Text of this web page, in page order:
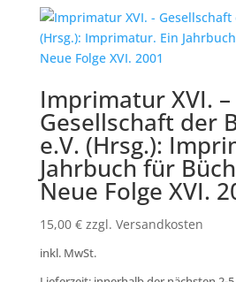
Imprimatur XVI. –
Gesellschaft der
e.V. (Hrsg.):
Jahrbuch für
Neue Folge XVI.
15,00 € zzgl. Versandkosten
inkl. MwSt.